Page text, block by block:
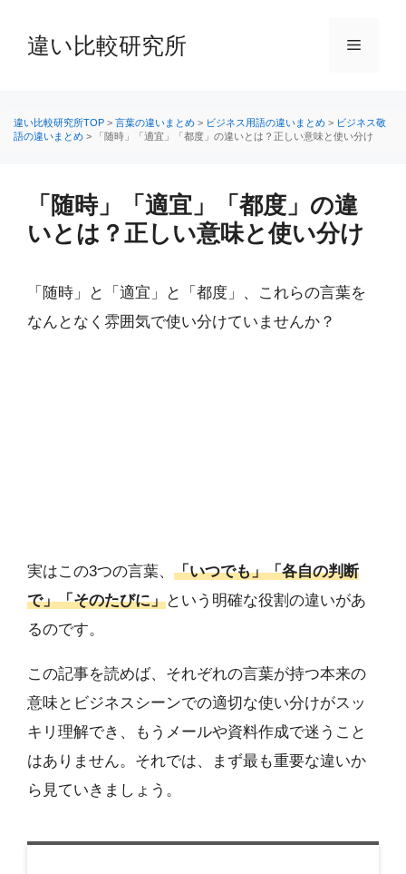
へ
ス
違い比較研究所 メ
違い比較研究所TOP > 言葉の違いまとめ > ビジネス用語の違いまとめ > ビジネス敬
語の違いまとめ > 「随時」「適宜」「都度」の違いとは？正しい意味と使い分け
「随時」「適宜」「都度」の違
いとは？正しい意味と使い分け
「随時」と「適宜」と「都度」、これらの言葉を
なんとなく雰囲気で使い分けていませんか？
実はこの3つの言葉、 「いつでも」「各自の判断
で」「そのたびに」という明確な役割の違いがあ
るのです。
この記事を読めば、それぞれの言葉が持つ本来の
意味とビジネスシーンでの適切な使い分けがスッ
キリ理解でき、もうメールや資料作成で迷うこと
はありません。それでは、まず最も重要な違いか
ら見ていきましょう。